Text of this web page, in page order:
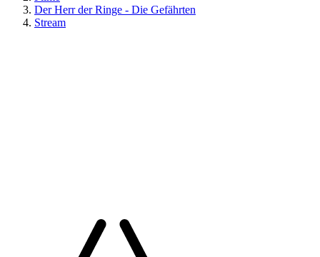
Der Herr der Ringe - Die Gefährten
Stream